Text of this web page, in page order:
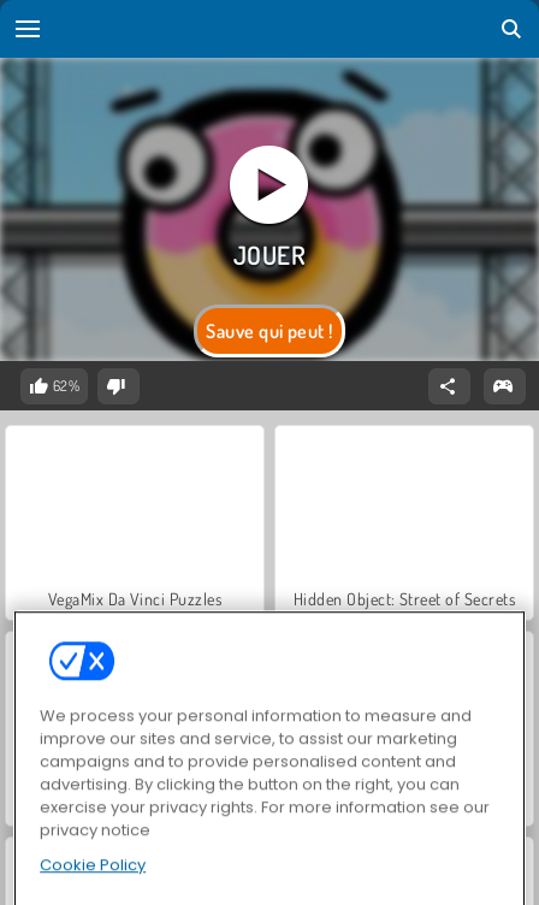
Sauve qui peut !
62%
VegaMix Da Vinci Puzzles Hidden Object: Street of Secrets
ASMR Makeover & Makeup Studio World War 2 Shooter
We process your personal information to measure and
improve our sites and service, to assist our marketing
campaigns and to provide personalised content and
advertising. By clicking the button on the right, you can
exercise your privacy rights. For more information see our
privacy notice
Cookie Policy